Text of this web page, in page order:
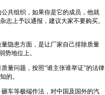
共组织，如果你是它的成员，他就
志上予以通报，建议大家不要购买。
隐患方面，是让厂家自己排除质量
势地位上。
问题，按照“谁主张谁举证”的法律
的。
车等极端作法，对中国及国外的汽